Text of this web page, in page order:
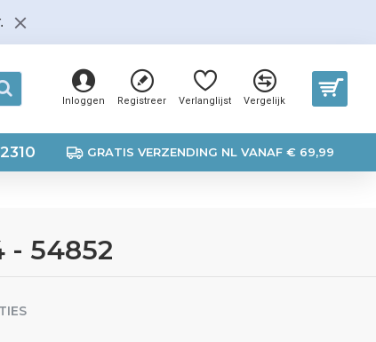
Inloggen Registreer Verlanglijst Vergelijk
GRATIS VERZENDING NL VANAF € 69,99
54852